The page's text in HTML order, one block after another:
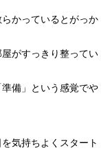
かっているとがっか
がすっきり整ってい
備」という感覚でや
気持ちよくスタート